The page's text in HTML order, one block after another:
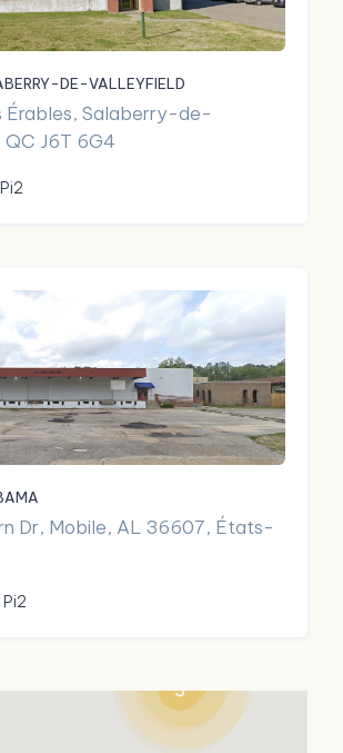
DE-VALLEYFIELD
Érables, Salaberry-de-
J6T 6G4
Dr, Mobile, AL 36607, États-